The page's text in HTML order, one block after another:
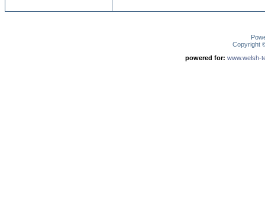
Copyright
powered for: www.welsh-